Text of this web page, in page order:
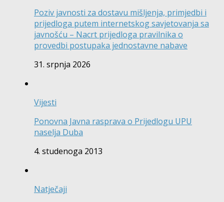
Poziv javnosti za dostavu mišljenja, primjedbi i
prijedloga putem internetskog savjetovanja sa
javnošću – Nacrt prijedloga pravilnika o
provedbi postupaka jednostavne nabave
31. srpnja 2026
Vijesti
Ponovna Javna rasprava o Prijedlogu UPU
naselja Duba
4. studenoga 2013
Natječaji